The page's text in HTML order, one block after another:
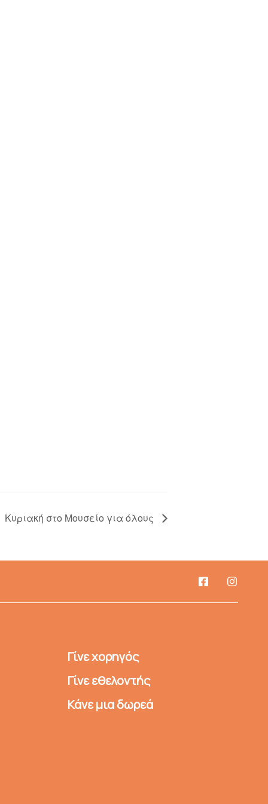
Κυριακή στο Μουσείο για όλους
Γίνε χορηγός
Γίνε εθελοντής
Κάνε μια δωρεά